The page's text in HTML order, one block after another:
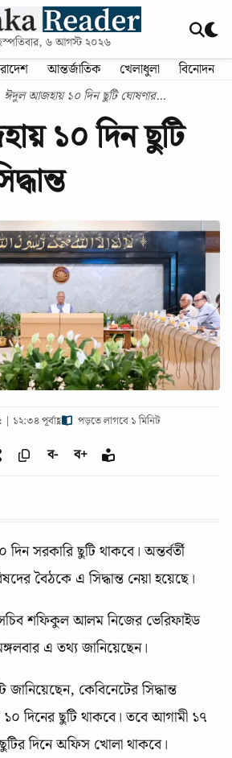
৬ আগস্ট ২০২৬
আন্তর্জাতিক খেলাধুলা বিনোদন
ঈদুল আজহায় ১০ দিন ছুটি ঘোষণার...
১০ দিন ছুটি
১২:৩৪ পূর্বাহ্ণ পড়তে লাগবে ১ মিনিট
ব- ব+
সরকারি ছুটি থাকবে। অন্তর্বর্তী
বৈঠকে এ সিদ্ধান্ত নেয়া হয়েছে।
সচিব শফিকুল আলম নিজের ভেরিফাইড
এ তথ্য জানিয়েছেন।
কেবিনেটের সিদ্ধান্ত
দিনের ছুটি থাকবে। তবে আগামী ১৭
দিনে অফিস খোলা থাকবে।